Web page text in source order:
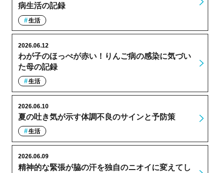
病生活の記録
生活
わが子のほっぺが赤い！りんご病の感染に気づい
た母の記録
2026.06.12
生活
夏の吐き気が示す体調不良のサインと予防策
2026.06.10
生活
精神的な緊張が脇の汗を独自のニオイに変えてし
2026.06.09